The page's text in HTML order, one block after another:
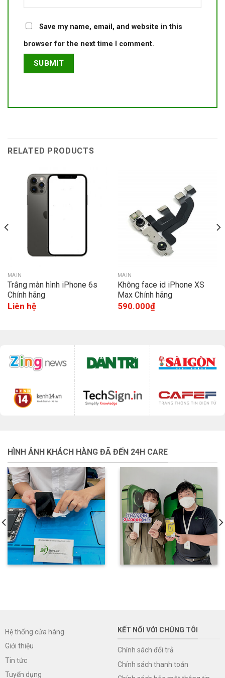
Save my name, email, and website in this
browser for the next time I comment.
RELATED PRODUCTS
MAIN
Trắng màn hình iPhone 6s
Chính hãng
Liên hệ
MAIN
Không face id iPhone XS
Max Chính hãng
590.000₫
HÌNH ẢNH KHÁCH HÀNG ĐÃ ĐẾN 24H CARE
Hệ thống cửa hàng
Giới thiệu
Tin tức
Tuyển dụng
KẾT NỐI VỚI CHÚNG TÔI
Chính sách đổi trả
Chính sách thanh toán